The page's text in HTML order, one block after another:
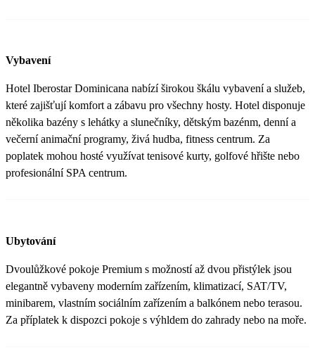
Vybavení
Hotel Iberostar Dominicana nabízí širokou škálu vybavení a služeb,
které zajišťují komfort a zábavu pro všechny hosty. Hotel disponuje
několika bazény s lehátky a slunečníky, dětským bazénm, denní a
večerní animační programy, živá hudba, fitness centrum. Za
poplatek mohou hosté využívat tenisové kurty, golfové hřište nebo
profesionální SPA centrum.
Ubytování
Dvoulůžkové pokoje Premium s možností až dvou přistýlek jsou
elegantně vybaveny moderním zařízením, klimatizací, SAT/TV,
minibarem, vlastním sociálním zařízením a balkónem nebo terasou.
Za příplatek k dispozci pokoje s výhldem do zahrady nebo na moře.